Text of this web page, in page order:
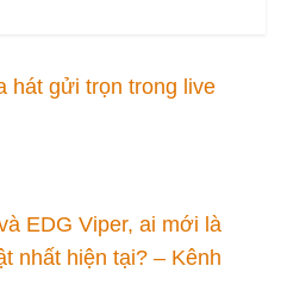
hát gửi trọn trong live
EDG Viper, ai mới là
nhất hiện tại? – Kênh